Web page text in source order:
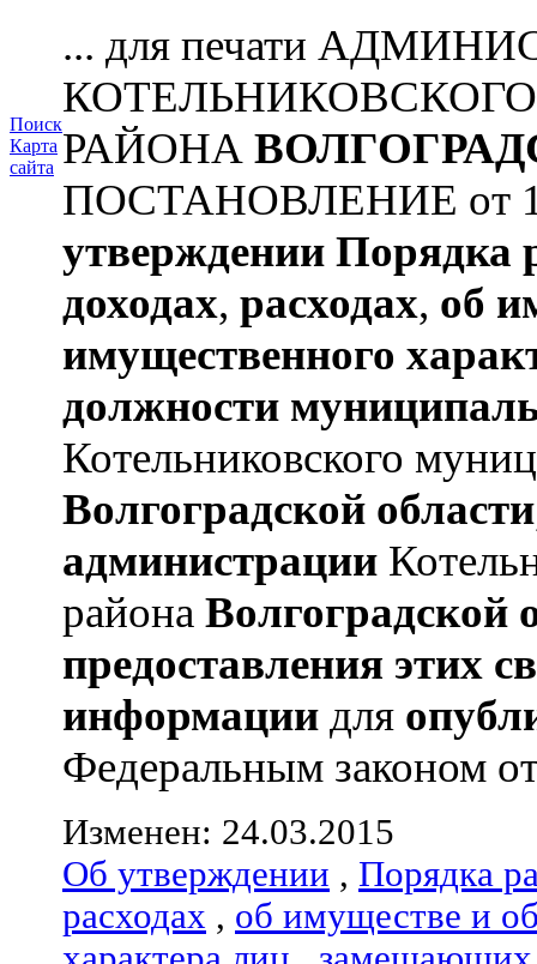
Поиск
Карта
сайта
... для печати
РАЙОНА
ПОСТАНОВЛЕНИЕ от
утверждении Порядка
доходах, расходах, об
имущественного
должности
Котельниковского
Волгоградской области
администрации
района Волгоградской
предоставления этих
информации для
Федеральным законом
Изменен: 24.03.2015
Об утверждении , Порядка
расходах , об имуществе и